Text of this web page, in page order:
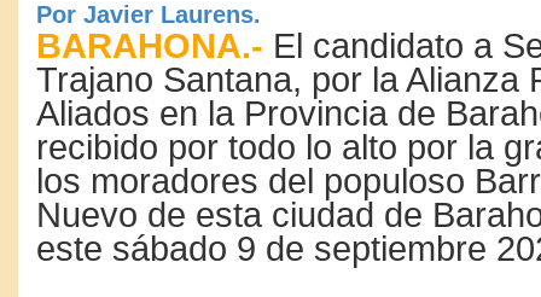
Por Javier Laurens.
BARAHONA.- El candidato a
Trajano Santana, por la Alianza
Aliados en la Provincia de
recibido por todo lo alto por la
los moradores del populoso
Nuevo de esta ciudad de
este sábado 9 de septiembre